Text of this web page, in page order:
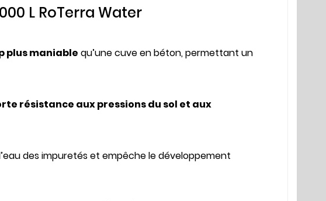
L RoTerra Water
plus maniable qu’une cuve en béton, permettant un
résistance aux pressions du sol et aux
des impuretés et empêche le développement